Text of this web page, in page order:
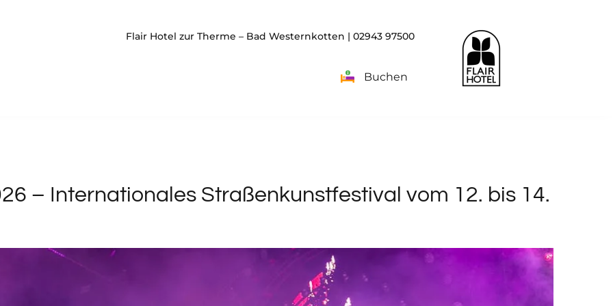
Flair Hotel zur Therme – Bad Westernkotten |02943 97500
Buchen
– Internationales Straßenkunstfestival vom 12. bis 14.